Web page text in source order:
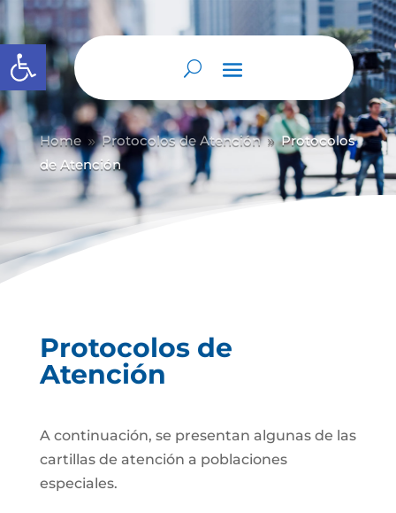
Abrir barra de herramientas
Home 9 Protocolos de Atención 9 Protocolos
de Atención
Protocolos de
Atención
A continuación, se presentan algunas de las
cartillas de atención a poblaciones
especiales.